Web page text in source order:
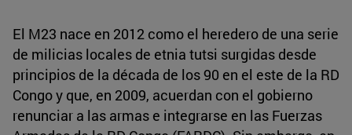
El M23 nace en 2012 como el heredero de una serie
de milicias locales de etnia tutsi surgidas desde
principios de la década de los 90 en el este de la RD
Congo y que, en 2009, acuerdan con el gobierno
renunciar a las armas e integrarse en las Fuerzas